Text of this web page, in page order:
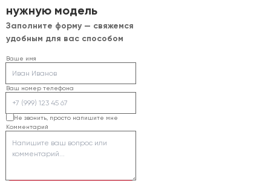
нужную модель
Заполните форму — свяжемся
удобным для вас способом
Ваше имя
Ваш номер телефона
Не звонить, просто напишите мне
Комментарий